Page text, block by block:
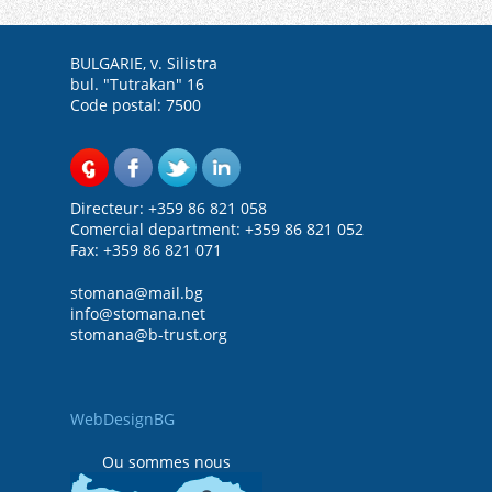
BULGARIE, v. Silistra
bul. "Tutrakan" 16
Code postal: 7500
Directeur: +359 86 821 058
Comercial department: +359 86 821 052
Fax: +359 86 821 071
stomana@mail.bg
info@stomana.net
stomana@b-trust.org
WebDesignBG
Ou sommes nous